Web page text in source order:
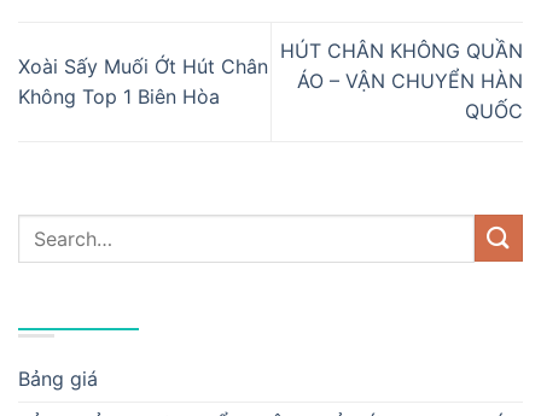
Xoài Sấy Muối Ớt Hút Chân
Không Top 1 Biên Hòa
HÚT CHÂN KHÔNG QUẦN
ÁO – VẬN CHUYỂN HÀN
QUỐC
Bảng giá